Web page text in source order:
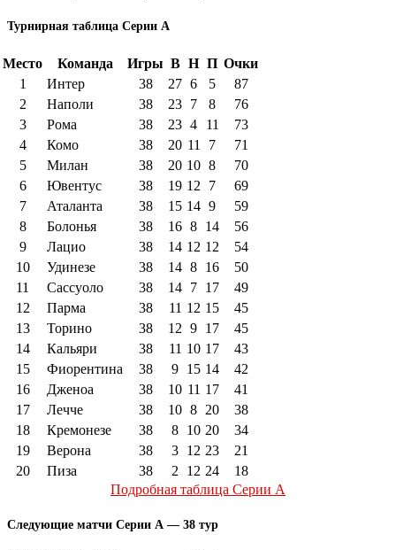
Турнирная таблица Серии А
Место Команда Игры В Н П Очки
1
Интер 38 27 6 5
87
2
Наполи 38 23 7 8
76
3
Рома 38 23 4 11
73
4
Комо 38 20 11 7
71
5
Милан 38 20 10 8
70
6
Ювентус 38 19 12 7
69
7
Аталанта 38 15 14 9
59
8
Болонья 38 16 8 14
56
9
Лацио 38 14 12 12
54
10
Удинезе 38 14 8 16
50
11
Сассуоло 38 14 7 17
49
12
Парма 38 11 12 15
45
13
Торино 38 12 9 17
45
14
Кальяри 38 11 10 17
43
15
Фиорентина 38 9 15 14
42
16
Дженоа 38 10 11 17
41
17
Лечче 38 10 8 20
38
18
Кремонезе 38 8 10 20
34
19
Верона 38 3 12 23
21
20
Пиза 38 2 12 24
18
Подробная таблица Серии А
Следующие матчи Серии А — 38 тур